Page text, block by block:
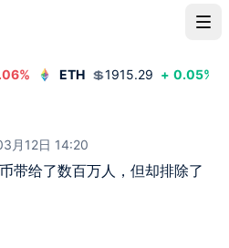
% ETH 💲1915.29 + 0.05%
月12日 14:20
带给了数百万人，但却排除了